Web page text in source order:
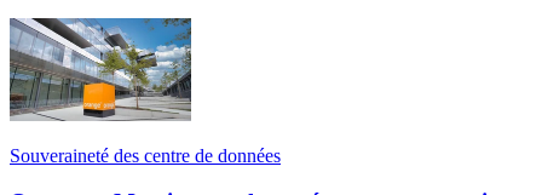
Souveraineté des centre de données